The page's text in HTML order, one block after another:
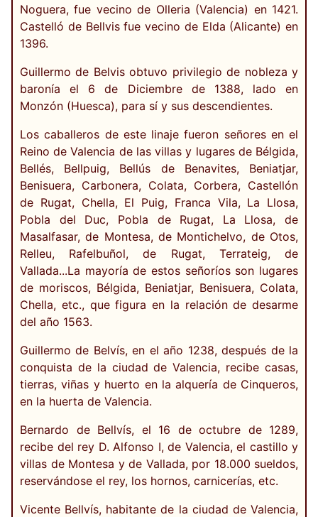
Noguera, fue vecino de Olleria (Valencia) en 1421.
Castelló de Bellvis fue vecino de Elda (Alicante) en
1396.
Guillermo de Belvis obtuvo privilegio de nobleza y
baronía el 6 de Diciembre de 1388, lado en
Monzón (Huesca), para sí y sus descendientes.
Los caballeros de este linaje fueron señores en el
Reino de Valencia de las villas y lugares de Bélgida,
Bellés, Bellpuig, Bellús de Benavites, Beniatjar,
Benisuera, Carbonera, Colata, Corbera, Castellón
de Rugat, Chella, El Puig, Franca Vila, La Llosa,
Pobla del Duc, Pobla de Rugat, La Llosa, de
Masalfasar, de Montesa, de Montichelvo, de Otos,
Relleu, Rafelbuñol, de Rugat, Terrateig, de
Vallada...La mayoría de estos señoríos son lugares
de moriscos, Bélgida, Beniatjar, Benisuera, Colata,
Chella, etc., que figura en la relación de desarme
del año 1563.
Guillermo de Belvís, en el año 1238, después de la
conquista de la ciudad de Valencia, recibe casas,
tierras, viñas y huerto en la alquería de Cinqueros,
en la huerta de Valencia.
Bernardo de Bellvís, el 16 de octubre de 1289,
recibe del rey D. Alfonso I, de Valencia, el castillo y
villas de Montesa y de Vallada, por 18.000 sueldos,
reservándose el rey, los hornos, carnicerías, etc.
Vicente Bellvís, habitante de la ciudad de Valencia,